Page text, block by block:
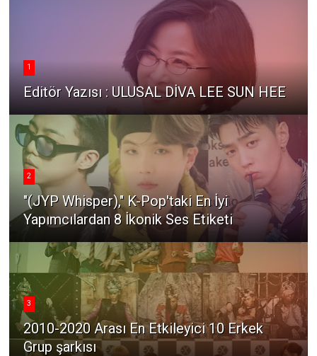
1
Editör Yazısı : ULUSAL DİVA LEE SUN HEE
2
"(JYP Whisper)," K-Pop'taki En İyi
Yapımcılardan 8 İkonik Ses Etiketi
3
2010-2020 Arası En Etkileyici 10 Erkek
Grup şarkısı